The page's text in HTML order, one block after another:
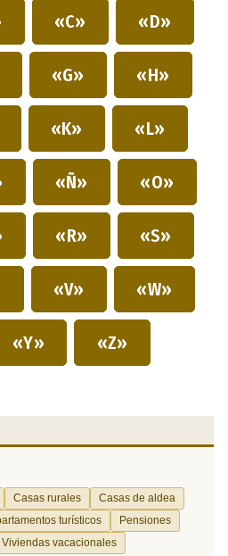
«C» «D»
«G» «H»
«K» «L»
«Ñ» «O»
«R» «S»
«V» «W»
«Y» «Z»